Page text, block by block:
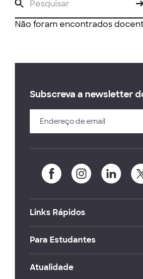
Não foram encontrados
Subscreva a newsletter
Links Rápidos
Para Estudantes
Atualidade